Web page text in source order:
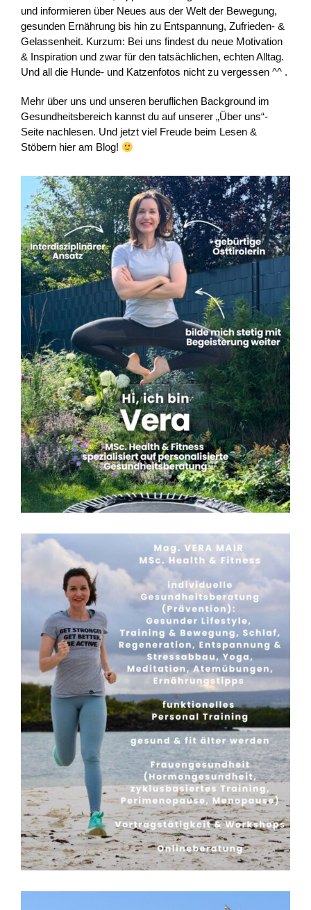
und informieren über Neues aus der Welt der Bewegung,
gesunden Ernährung bis hin zu Entspannung, Zufrieden- &
Gelassenheit. Kurzum: Bei uns findest du neue Motivation
& Inspiration und zwar für den tatsächlichen, echten Alltag.
Und all die Hunde- und Katzenfotos nicht zu vergessen ^^ .
Mehr über uns und unseren beruflichen Background im
Gesundheitsbereich kannst du auf unserer „Über uns“-
Seite nachlesen. Und jetzt viel Freude beim Lesen &
Stöbern hier am Blog!